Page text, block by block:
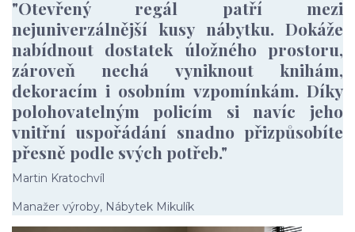
"Otevřený regál patří mezi
nejuniverzálnější kusy nábytku. Dokáže
nabídnout dostatek úložného prostoru,
zároveň nechá vyniknout knihám,
dekoracím i osobním vzpomínkám. Díky
polohovatelným policím si navíc jeho
vnitřní uspořádání snadno přizpůsobíte
přesně podle svých potřeb."
Martin Kratochvíl
Manažer výroby, Nábytek Mikulík